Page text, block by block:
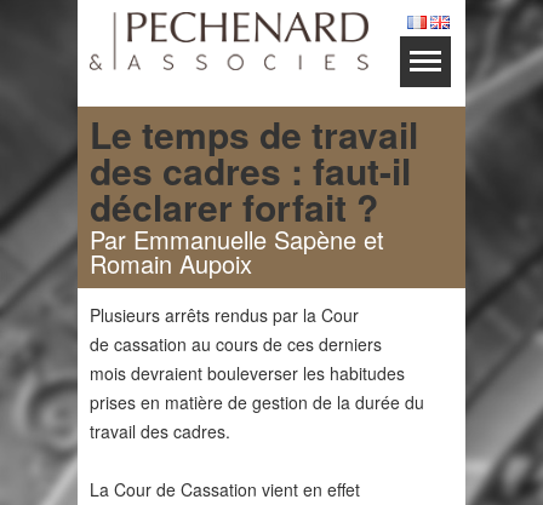
Le temps de travail
des cadres : faut-il
déclarer forfait ?
Par Emmanuelle Sapène et
Romain Aupoix
Plusieurs arrêts rendus par la Cour
de cassation au cours de ces derniers
mois devraient bouleverser les habitudes
prises en matière de gestion de la durée du
travail des cadres.
La Cour de Cassation vient en effet